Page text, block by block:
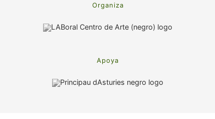
Organiza
Apoya